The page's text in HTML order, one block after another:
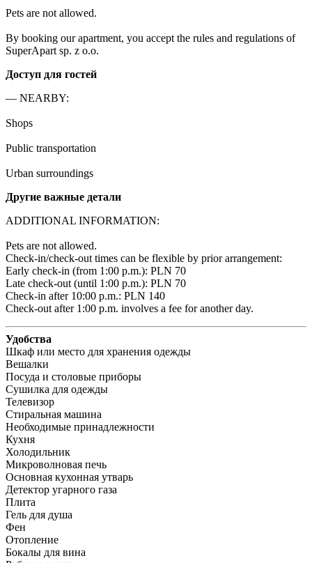
Pets are not allowed.
By booking our apartment, you accept the rules and regulations of
SuperApart sp. z o.o.
Доступ для гостей
— NEARBY:
Shops
Public transportation
Urban surroundings
Другие важные детали
ADDITIONAL INFORMATION:
Pets are not allowed.
Check-in/check-out times can be flexible by prior arrangement:
Early check-in (from 1:00 p.m.): PLN 70
Late check-out (until 1:00 p.m.): PLN 70
Check-in after 10:00 p.m.: PLN 140
Check-out after 1:00 p.m. involves a fee for another day.
Удобства
Шкаф или место для хранения одежды
Вешалки
Посуда и столовые приборы
Сушилка для одежды
Телевизор
Стиральная машина
Необходимые принадлежности
Кухня
Холодильник
Микроволновая печь
Основная кухонная утварь
Детектор угарного газа
Плита
Гель для душа
Фен
Отопление
Бокалы для вина